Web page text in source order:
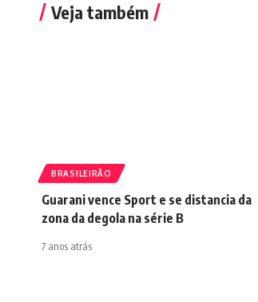
Veja também
BRASILEIRÃO
Guarani vence Sport e se distancia da
zona da degola na série B
7 anos atrás